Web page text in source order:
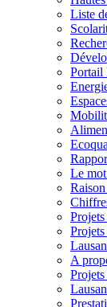
Liste
Portail
Le mot
Projets
A